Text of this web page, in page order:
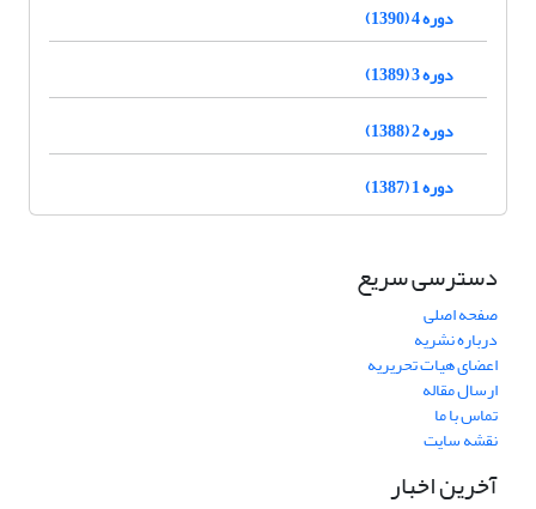
دوره 4 (1390)
دوره 3 (1389)
دوره 2 (1388)
دوره 1 (1387)
دسترسی سریع
صفحه اصلی
درباره نشریه
اعضای هیات تحریریه
ارسال مقاله
تماس با ما
نقشه سایت
آخرین اخبار